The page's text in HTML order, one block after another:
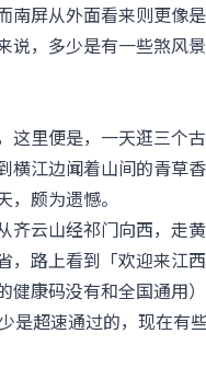
南屏从外面看来则更像
说，多少是有一些煞风景
这里便是，一天逛三个
横江边闻着山间的青草
颇为遗憾。
齐云山经祁门向西，走
，路上看到「欢迎来江
健康码没有和全国通用
是超速通过的，现在有